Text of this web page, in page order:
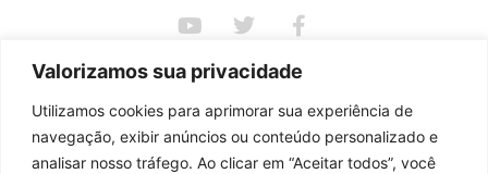
Valorizamos sua privacidade
Utilizamos cookies para aprimorar sua experiência de
navegação, exibir anúncios ou conteúdo personalizado e
analisar nosso tráfego. Ao clicar em “Aceitar todos”, você
Assine nossa newsletter
Enviar